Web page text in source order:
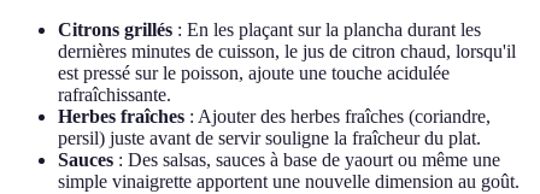
Citrons grillés : En les plaçant sur la plancha durant les
dernières minutes de cuisson, le jus de citron chaud, lorsqu'il
est pressé sur le poisson, ajoute une touche acidulée
rafraîchissante.
Herbes fraîches : Ajouter des herbes fraîches (coriandre,
persil) juste avant de servir souligne la fraîcheur du plat.
Sauces : Des salsas, sauces à base de yaourt ou même une
simple vinaigrette apportent une nouvelle dimension au goût.